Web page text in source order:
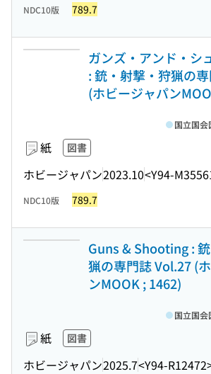
NDC10版 789.7
ガンズ・アンド・シ
: 銃・射撃・狩猟の
(ホビージャパン
紙 図書
ホビージャパン2023.10<Y94-
国立国会
NDC10版 789.7
Guns & Shooting :
猟の専門誌 Vol.27 (
ンMOOK ; 1462)
紙 図書
ホビージャパン2025.7<Y94-
国立国会